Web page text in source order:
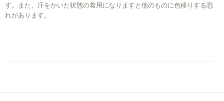
す。また、汗をかいた状態の着用になりますと他のものに色移りする恐
れがあります。